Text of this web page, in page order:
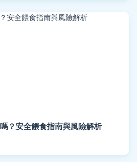
？安全餵食指南與風險解析